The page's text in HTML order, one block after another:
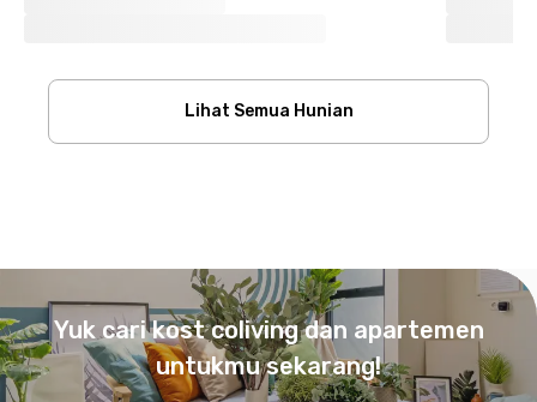
Lihat Semua Hunian
Yuk cari kost coliving dan apartemen
untukmu sekarang!